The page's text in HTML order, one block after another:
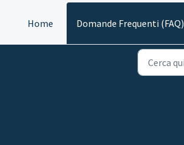
Home Domande Frequenti (FAQ)